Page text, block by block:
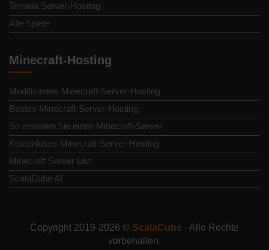
Terraria Server-Hosting
Alle Spiele
Minecraft-Hosting
Modifiziertes Minecraft-Server-Hosting
Bestes Minecraft-Server-Hosting
So erstellen Sie einen Minecraft-Server
Kostenloses Minecraft-Server-Hosting
Minecraft Server List
ScalaCube AI
Copyright 2019-2026 © ScalaCube - Alle Rechte
vorbehalten.